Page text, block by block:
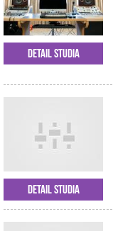
Detail studia
Detail studia